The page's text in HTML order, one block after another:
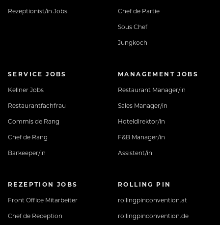
Rezeptionist/in Jobs
Chef de Partie
Sous Chef
Jungkoch
SERVICE JOBS
Kellner Jobs
Restaurantfachfrau
Commis de Rang
Chef de Rang
Barkeeper/in
MANAGEMENT JOBS
Restaurant Manager/in
Sales Manager/in
Hoteldirektor/in
F&B Manager/in
Assistent/in
REZEPTION JOBS
Front Office Mitarbeiter
Chef de Reception
ROLLING PIN
rollingpinconvention.at
rollingpinconvention.de